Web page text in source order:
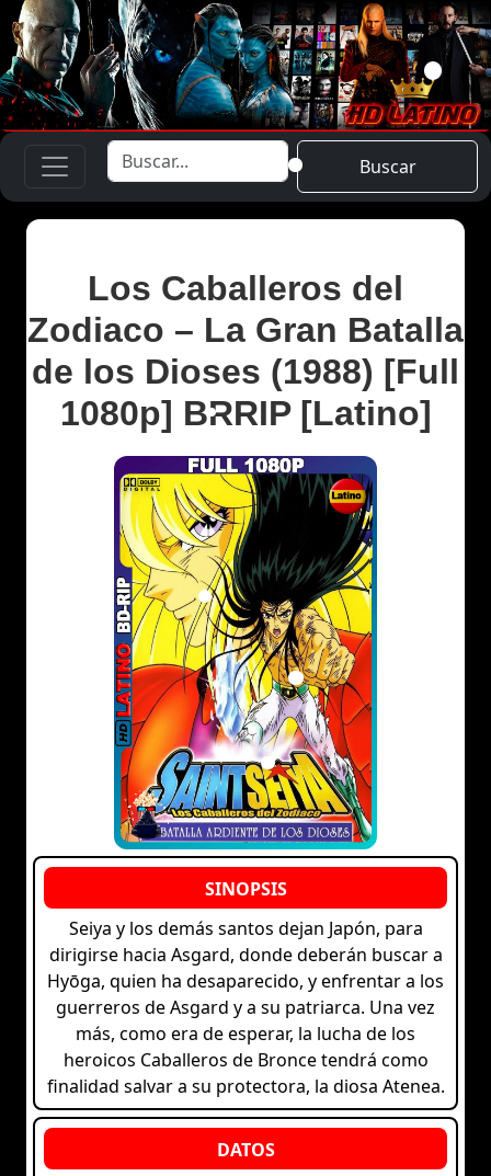
Buscar
Los Caballeros del
Zodiaco – La Gran Batalla
de los Dioses (1988) [Full
1080p] BRRIP [Latino]
Seiya y los demás santos dejan Japón, para
dirigirse hacia Asgard, donde deberán buscar a
Hyōga, quien ha desaparecido, y enfrentar a los
guerreros de Asgard y a su patriarca. Una vez
más, como era de esperar, la lucha de los
heroicos Caballeros de Bronce tendrá como
finalidad salvar a su protectora, la diosa Atenea.